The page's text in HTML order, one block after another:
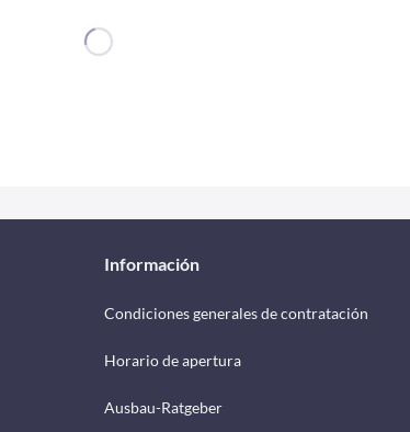
Información
Condiciones generales de contratación
Horario de apertura
Ausbau-Ratgeber